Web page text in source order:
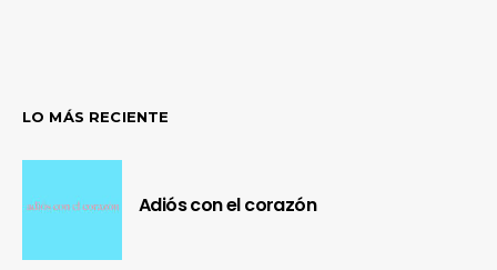
LO MÁS RECIENTE
Adiós con el corazón